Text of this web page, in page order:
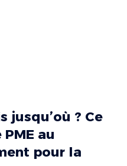
jusqu’où ? Ce
au
pour la